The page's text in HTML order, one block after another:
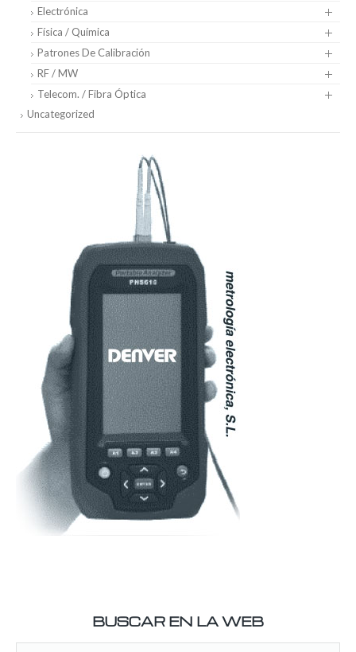
Electrónica
Física / Química
Patrones De Calibración
RF / MW
Telecom. / Fibra Óptica
Uncategorized
BUSCAR EN LA WEB